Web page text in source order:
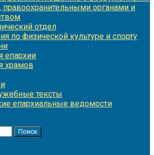
правоохранительными органами и
отдел
по физической культуре и спорту
епархии
храмов
тексты
епархиальные ведомости